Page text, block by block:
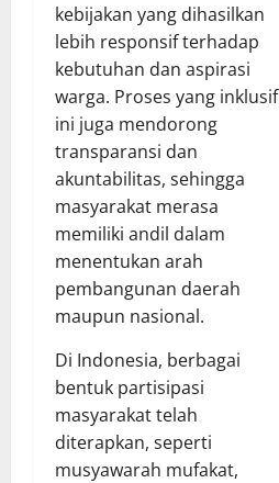
kebijakan yang dihasilkan
lebih responsif terhadap
kebutuhan dan aspirasi
warga. Proses yang inklusif
ini juga mendorong
transparansi dan
akuntabilitas, sehingga
masyarakat merasa
memiliki andil dalam
menentukan arah
pembangunan daerah
maupun nasional.
Di Indonesia, berbagai
bentuk partisipasi
masyarakat telah
diterapkan, seperti
musyawarah mufakat,